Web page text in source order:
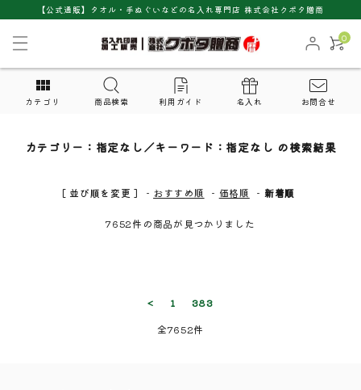
【公式通販】タオル・手ぬぐいなどの名入れ専門店 株式会社クボタ贈商
0
カテゴリ 商品検索 利用ガイド 名入れ お問合せ
カテゴリー：指定なし／キーワード：指定なし の検索結果
[ 並び順を変更 ] - おすすめ順 - 価格順 - 新着順
7652件の商品が見つかりました
< 1
383
全7652件